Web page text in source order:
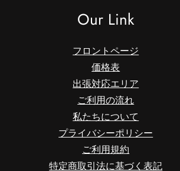
Our Link
フロントページ
価格表
出張対応エリア
ご利用の流れ
私たちについて
プライバシーポリシー
ご利用規約
特定商取引法に基づく表記